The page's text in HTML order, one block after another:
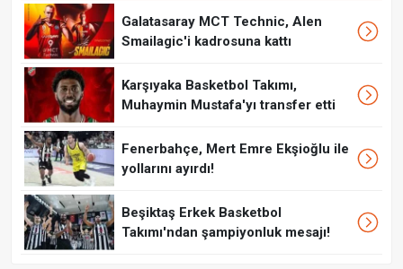
Galatasaray MCT Technic, Alen
Smailagic'i kadrosuna kattı
Karşıyaka Basketbol Takımı,
Muhaymin Mustafa'yı transfer etti
Fenerbahçe, Mert Emre Ekşioğlu ile
yollarını ayırdı!
Beşiktaş Erkek Basketbol
Takımı'ndan şampiyonluk mesajı!